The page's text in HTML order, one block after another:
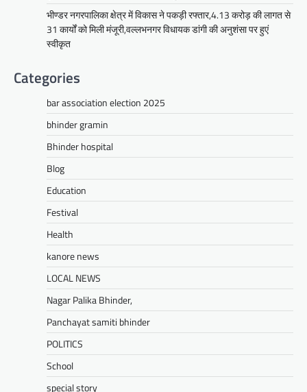
भीण्डर नगरपालिका क्षेत्र में विकास ने पकड़ी रफ्तार,4.13 करोड़ की लागत से
31 कार्यों को मिली मंजूरी,वल्लभनगर विधायक डांगी की अनुशंसा पर हुएं
स्वीकृत
Categories
bar association election 2025
bhinder gramin
Bhinder hospital
Blog
Education
Festival
Health
kanore news
LOCAL NEWS
Nagar Palika Bhinder,
Panchayat samiti bhinder
POLITICS
School
special story
सीपी जोशी
ग्राम रथ अभियान पहुंचा लकड़वास, सांसद
अंतिम पायदान पर बैठे व्यक्ति तक योजनाओं का लाभ
पहुंचाने और उसे मुख्यधारा…
Facebook
EmailWhatsApp
Reddit
X
Share
UDAIPUR CITY NEWS
हुआ आयोजन
Mewari Khabar April 22, 2026
मेवाड़ी खबर@उदयपुर।दूर संचार सलाहकार समिति की
बैठक बुधवार को भारत संचार निगम लिमिटेड बीएसएनएल
के सभागार में सांसद उदयपुर डॉ.…
Facebook
EmailWhatsApp
Reddit
X
Share